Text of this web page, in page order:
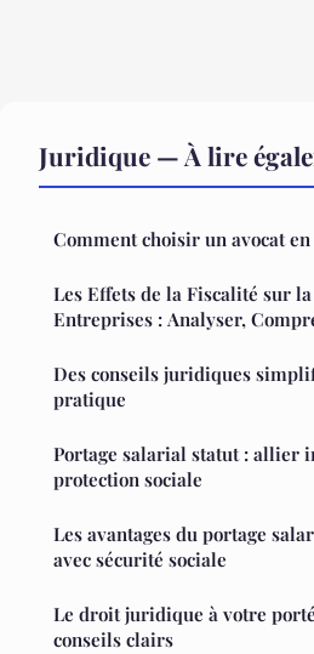
Juridique — À lire
Comment choisir un avocat en
Les Effets de la Fiscalité sur
Entreprises : Analyser,
Des conseils juridiques
pratique
Portage salarial statut : allier
protection sociale
Les avantages du portage
avec sécurité sociale
Le droit juridique à votre
conseils clairs